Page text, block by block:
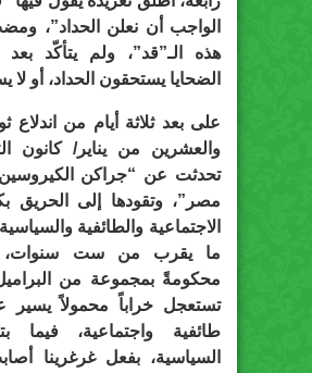
الواجب أن نعلن الحداد”،
هذه الـ”قد”، ولم يتأكّد
الضحايا يستحقون الحداد، أو لا
على بعد ثلاثة أيام من اندلاع
تحدثت عن “جراكن
مصر”، وتقودها إلى الحريق
الاجتماعية والطائفية
ما يقرب من ست سنوات،
محكومةً بمجموعة من
تستعجل خراباً محمولاً يسير
طائفية واجتماعية، فيما
السياسية، بفعل غرغرينا